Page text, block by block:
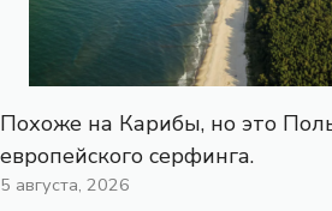
Похоже на Карибы, но это
европейского серфинга.
5 августа, 2026